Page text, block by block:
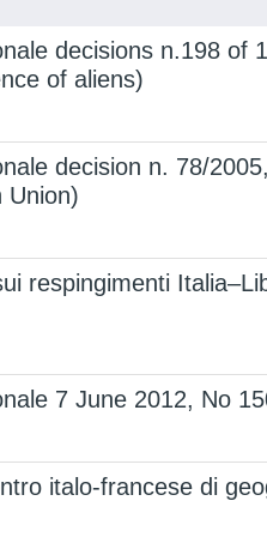
decisions n.198 of
of aliens)
decision n. 78/
Union)
respingimenti
7 June 2012, No
italo-francese di